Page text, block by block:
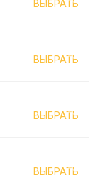
ВЫБРАТЬ
ВЫБРАТЬ
ВЫБРАТЬ
ВЫБРАТЬ